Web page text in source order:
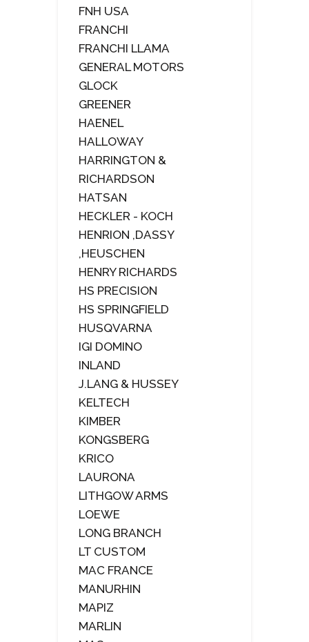
FNH USA
FRANCHI
FRANCHI LLAMA
GENERAL MOTORS
GLOCK
GREENER
HAENEL
HALLOWAY
HARRINGTON &
RICHARDSON
HATSAN
HECKLER - KOCH
HENRION ,DASSY
,HEUSCHEN
HENRY RICHARDS
HS PRECISION
HS SPRINGFIELD
HUSQVARNA
IGI DOMINO
INLAND
J.LANG & HUSSEY
KELTECH
KIMBER
KONGSBERG
KRICO
LAURONA
LITHGOW ARMS
LOEWE
LONG BRANCH
LT CUSTOM
MAC FRANCE
MANURHIN
MAPIZ
MARLIN